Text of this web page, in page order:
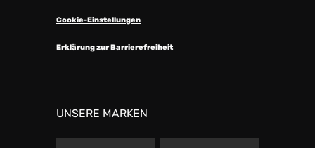
Cookie-Einstellungen
Erklärung zur Barrierefreiheit
UNSERE MARKEN